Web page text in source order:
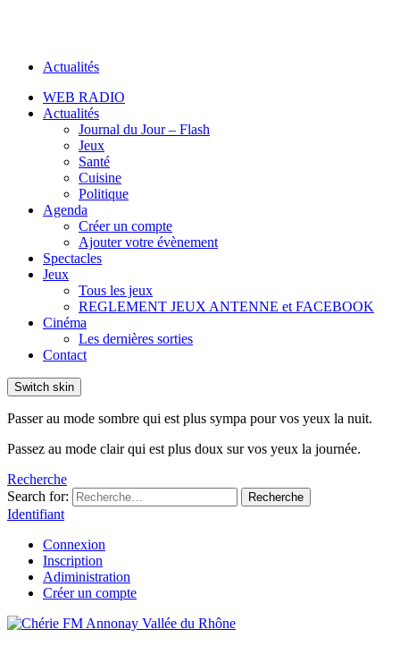
Actualités
WEB RADIO
Actualités
Journal du Jour – Flash
Jeux
Santé
Cuisine
Politique
Agenda
Créer un compte
Ajouter votre évènement
Spectacles
Jeux
Tous les jeux
REGLEMENT JEUX ANTENNE et FACEBOOK
Cinéma
Les dernières sorties
Contact
Switch skin
Passer au mode sombre qui est plus sympa pour vos yeux la nuit.
Passez au mode clair qui est plus doux sur vos yeux la journée.
Recherche
Search for:
Recherche
Identifiant
Connexion
Inscription
Adiministration
Créer un compte